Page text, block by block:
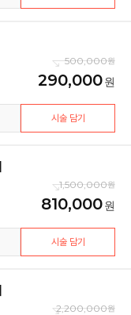
500,000
290,000
시술 담기
1,500,000
810,000
시술 담기
2,200,000